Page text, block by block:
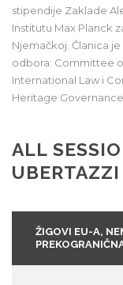
stipendije Zaklade
Institutu Max Planck
Njemačkoj. Članica
odbora: Committee
International Law i
Heritage Governance.
ALL
UBERTAZZI
ŽIGOVI EU-A,